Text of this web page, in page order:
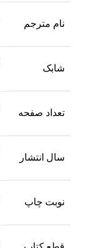
نام مترجم
شابک
تعداد صفحه
سال انتشار
نوبت چاپ